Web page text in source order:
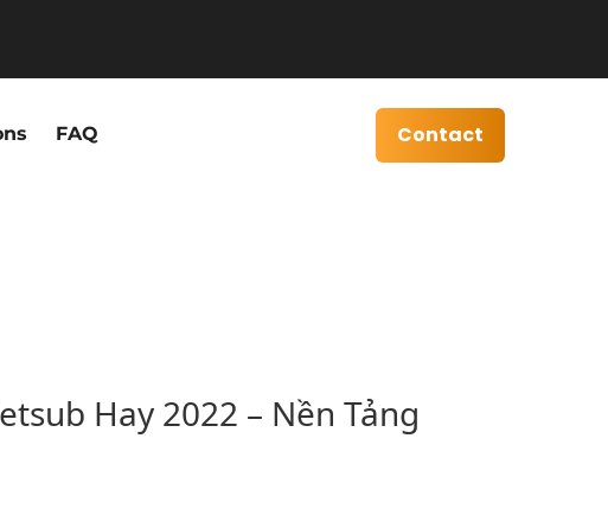
FAQ Contact
Hay 2022 – Nền Tảng